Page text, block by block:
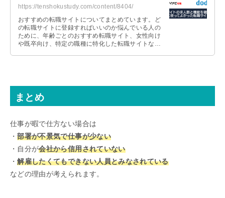
https://tenshokustudy.com/content/8404/
おすすめの転職サイトについてまとめています。ど
の転職サイトに登録すればいいのか悩んでいる人の
ために、年齢ごとのおすすめ転職サイト、女性向け
や既卒向け、特定の職種に特化した転職サイトなど
まとめ
仕事が暇で仕方ない場合は
・部署が不景気で仕事が少ない
・自分が会社から信用されていない
・解雇したくてもできない人員とみなされている
などの理由が考えられます。